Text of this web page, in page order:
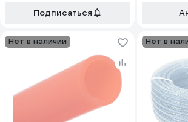
Подписаться
Нет в наличии Нет в